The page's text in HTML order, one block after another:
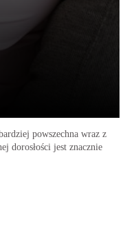
powszechna wraz z
dorosłości jest znacznie